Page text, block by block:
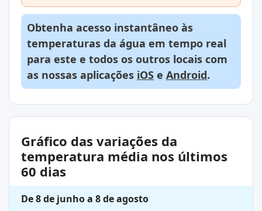
Obtenha acesso instantâneo às
temperaturas da água em tempo real
para este e todos os outros locais com
as nossas aplicações iOS e Android.
Gráfico das variações da
temperatura média nos últimos
60 dias
De 8 de junho a 8 de agosto